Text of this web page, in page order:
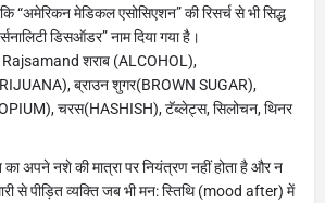
“अमेरिकन मेडिकल एसोसिएशन” की रिसर्च से भी सिद्ध
डिसऑडर” नाम दिया गया है।
शराब (ALCOHOL),
ब्राउन शुगर(BROWN SUGAR),
चरस(HASHISH), टॅब्लेट्स, सिलोचन, थिनर
का अपने नशे की मात्रा पर नियंत्रण नहीं होता है और न
से पीड़ित व्यक्ति जब भी मन: स्तिथि (mood after) में